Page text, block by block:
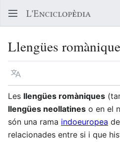
Llengües
Llegir en un atre idioma
Les llengües romàniques
llengües neollatines o en el
són una rama indoeuropea
relacionades entre si i que